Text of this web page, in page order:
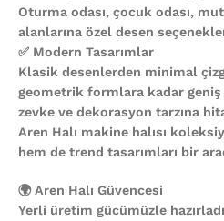
Oturma odası, çocuk odası,
alanlarına özel desen
✅ Modern Tasarımlar
Klasik desenlerden minimal
geometrik formlara kadar geniş
zevke ve dekorasyon tarzına
Aren Halı makine halısı
hem de trend tasarımları bir
🌍 Aren Halı Güvencesi
Yerli üretim gücümüzle